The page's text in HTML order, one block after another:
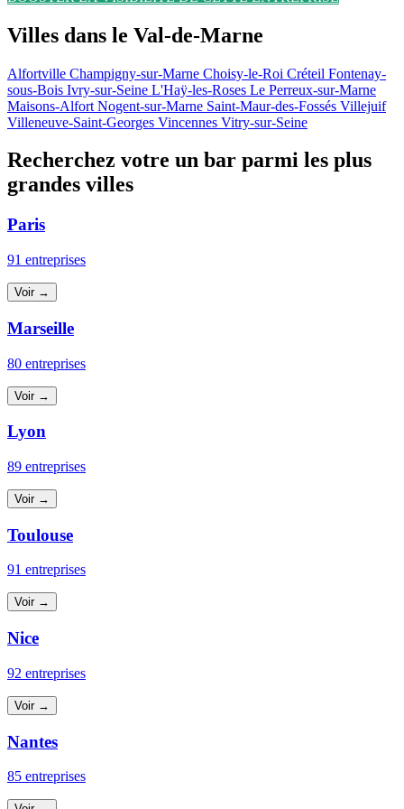
Villes dans le Val-de-Marne
Alfortville Champigny-sur-Marne Choisy-le-Roi Créteil Fontenay-
sous-Bois Ivry-sur-Seine L'Haÿ-les-Roses Le Perreux-sur-Marne
Maisons-Alfort Nogent-sur-Marne Saint-Maur-des-Fossés Villejuif
Villeneuve-Saint-Georges Vincennes Vitry-sur-Seine
Recherchez votre un bar parmi les plus
grandes villes
Paris
91 entreprises
Voir →
Marseille
80 entreprises
Voir →
Lyon
89 entreprises
Voir →
Toulouse
91 entreprises
Voir →
Nice
92 entreprises
Voir →
Nantes
85 entreprises